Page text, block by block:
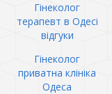
Гінеколог
терапевт в Одесі
відгуки
Гінеколог
приватна клініка
Одеса